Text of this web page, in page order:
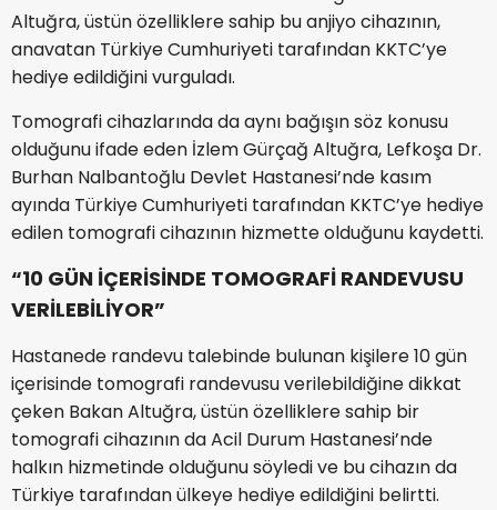
Altuğra, üstün özelliklere sahip bu anjiyo cihazının,
anavatan Türkiye Cumhuriyeti tarafından KKTC’ye
hediye edildiğini vurguladı.
Tomografi cihazlarında da aynı bağışın söz konusu
olduğunu ifade eden İzlem Gürçağ Altuğra, Lefkoşa Dr.
Burhan Nalbantoğlu Devlet Hastanesi’nde kasım
ayında Türkiye Cumhuriyeti tarafından KKTC’ye hediye
edilen tomografi cihazının hizmette olduğunu kaydetti.
“10 GÜN İÇERİSİNDE TOMOGRAFİ RANDEVUSU
VERİLEBİLİYOR”
Hastanede randevu talebinde bulunan kişilere 10 gün
içerisinde tomografi randevusu verilebildiğine dikkat
çeken Bakan Altuğra, üstün özelliklere sahip bir
tomografi cihazının da Acil Durum Hastanesi’nde
halkın hizmetinde olduğunu söyledi ve bu cihazın da
Türkiye tarafından ülkeye hediye edildiğini belirtti.